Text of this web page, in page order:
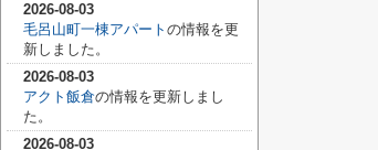
2026-08-03
毛呂山町一棟アパート の情報を更
新しました。
2026-08-03
アクト飯倉の情報を更新しまし
た。
2026-08-03